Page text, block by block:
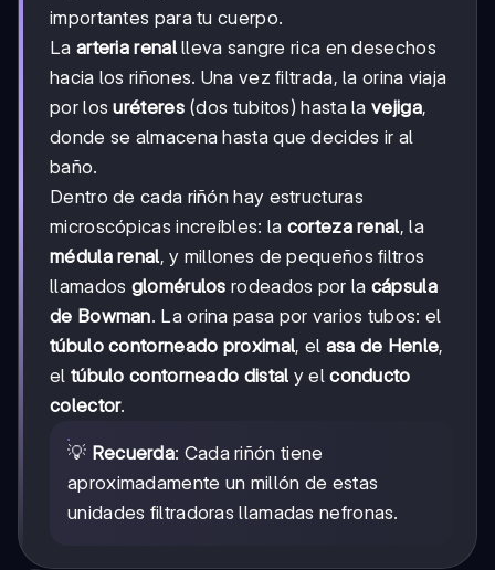
importantes para tu cuerpo.
La arteria renallleva sangre rica en desechos
hacia los riñones. Una vez filtrada, la orina viaja
por losuréteres(dos tubitos) hasta lavejiga,
donde se almacena hasta que decides ir al
baño.
Dentro de cada riñón hay estructuras
microscópicas increíbles: la corteza renal, la
médula renal, y millones de pequeños filtros
llamados glomérulos rodeados por la cápsula
de Bowman. La orina pasa por varios tubos: el
túbulo contorneado proximal, el asa de Henle,
el túbulo contorneado distal y elconducto
colector.
💡 Recuerda: Cada riñón tiene
aproximadamente un millón de estas
unidades filtradoras llamadas nefronas.